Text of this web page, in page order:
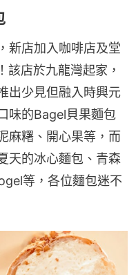
新店加入咖啡店及堂
該店於九龍灣起家，
出少見但融入時興元
味的Bagel貝果麵包
麻糬、開心果等，而
天的冰心麵包、青森
等，各位麵包迷不